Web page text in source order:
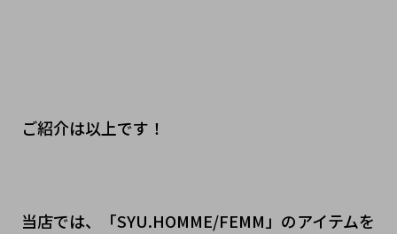
ご紹介は以上です！
当店では、「SYU.HOMME/FEMM」のアイテムを